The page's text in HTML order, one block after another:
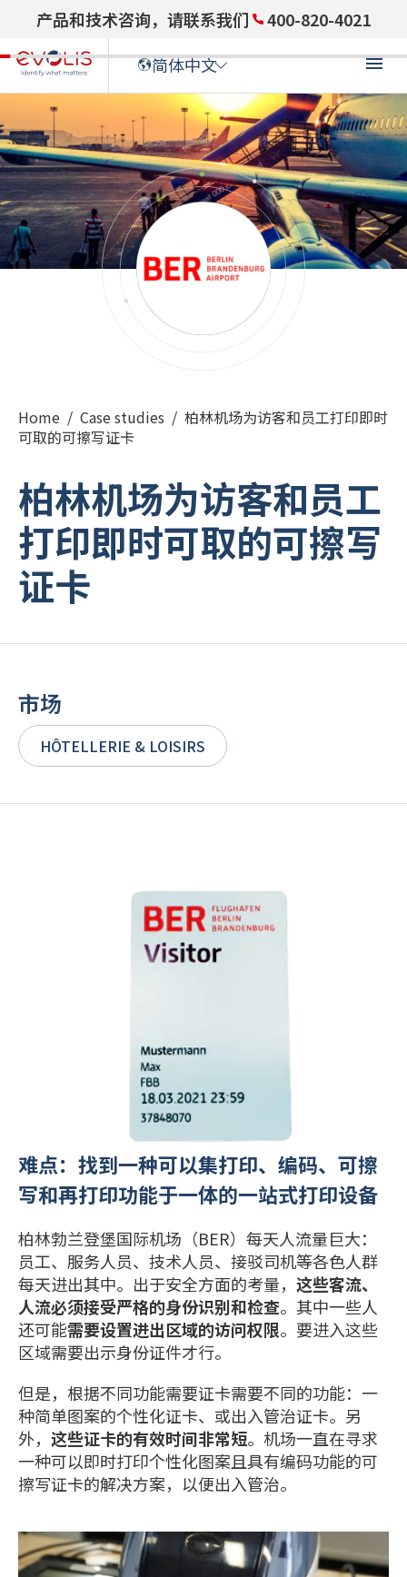
产品和技术咨询，请联系我们
400-820-4021
简体中文
ENGLISH(英语)
ENGLISH (US)(英语(US))
FRANÇAIS(法语)
)
РУССКИЙ(俄语)
日本語(日语)
PORTUGUÊS( 葡萄牙语（巴西）)
हिन्दी (印地语
Home / Case studies / 柏林机场为访客和员工打印即时
可取的可擦写证卡
柏林机场为访客和员工
打印即时可取的可擦写
证卡
市场
HÔTELLERIE & LOISIRS
难点：找到一种可以集打印、编码、可擦
写和再打印功能于一体的一站式打印设备
柏林勃兰登堡国际机场（BER）每天人流量巨大：
员工、服务人员、技术人员、接驳司机等各色人群
每天进出其中。出于安全方面的考量， 这些客流、
人流必须接受严格的身份识别和检查。其中一些人
还可能需要设置进出区域的访问权限。要进入这些
区域需要出示身份证件才行。
但是，根据不同功能需要证卡需要不同的功能：一
种简单图案的个性化证卡、或出入管治证卡。另
外， 这些证卡的有效时间非常短。机场一直在寻求
一种可以即时打印个性化图案且具有编码功能的可
擦写证卡的解决方案，以便出入管治。